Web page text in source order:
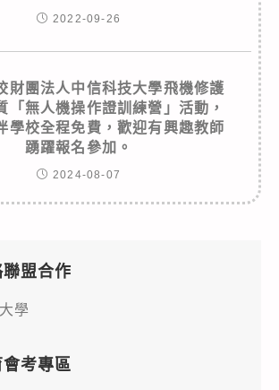
2022-09-26
財團法人中信科技大學飛機修護
「無人機操作證訓練營」活動，
學校全程免費，歡迎有興趣教師
踴躍報名參加。
2024-08-07
盟合作
學
會考專區